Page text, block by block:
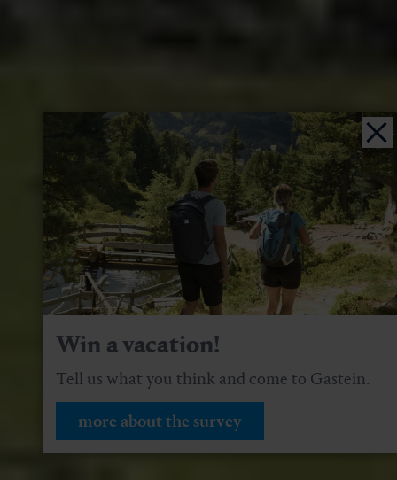
Win a vacation!
Tell us what you think and come to Gastein.
more about the survey